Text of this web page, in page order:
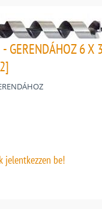
- GERENDÁHOZ 6 X
jelentkezzen be!